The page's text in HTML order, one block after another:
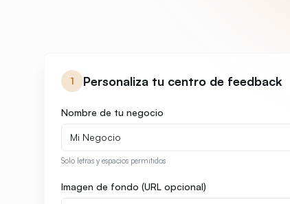
1 Personaliza tu centro de feedback
Nombre de tu negocio
Solo letras y espacios permitidos
Imagen de fondo (URL opcional)